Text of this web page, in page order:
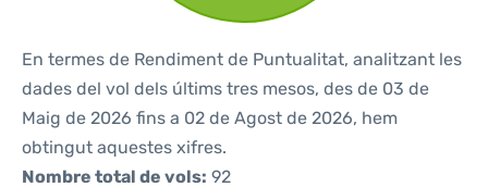
En termes de Rendiment de Puntualitat, analitzant les
dades del vol dels últims tres mesos, des de 03 de
Maig de 2026 fins a 02 de Agost de 2026, hem
obtingut aquestes xifres.
Nombre total de vols: 92